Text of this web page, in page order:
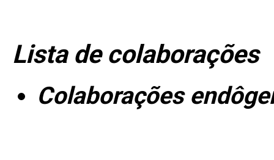
Lista de colaborações
Colaborações